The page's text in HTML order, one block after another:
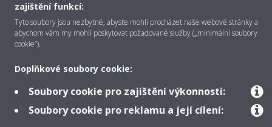
zajištění funkcí:
Tyto soubory jsou nezbytné, abyste mohli procházet naše webové stránky a
abychom vám my mohli poskytovat požadované služby („minimální soubory
cookie“).
Doplňkové soubory cookie:
Soubory cookie pro zajištění výkonnosti:
Soubory cookie pro reklamu a její cílení: